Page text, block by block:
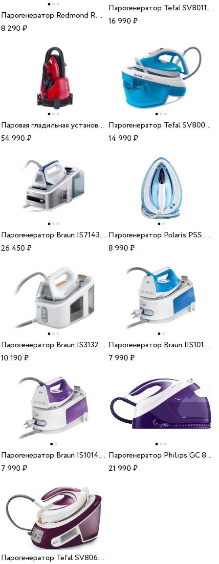
Парогенератор Redmond RSS-5901 turquoise
8 290₽
Парогенератор Tefal SV8011E0
16 990₽
Паровая гладильная установка LauraStar Lift Red EU
54 990₽
Парогенератор Tefal SV8002E0
14 990₽
Парогенератор Braun IS7143WH
26 450₽
Парогенератор Polaris PSS 6540K white turquoise
8 990₽
Парогенератор Braun IS3132WH
10 190₽
Парогенератор Braun IIS1012.BL SS
7 990₽
Парогенератор Braun IS1014VI
7 990₽
Парогенератор Philips GC 8752/30
21 990₽
Парогенератор Tefal SV8061E0